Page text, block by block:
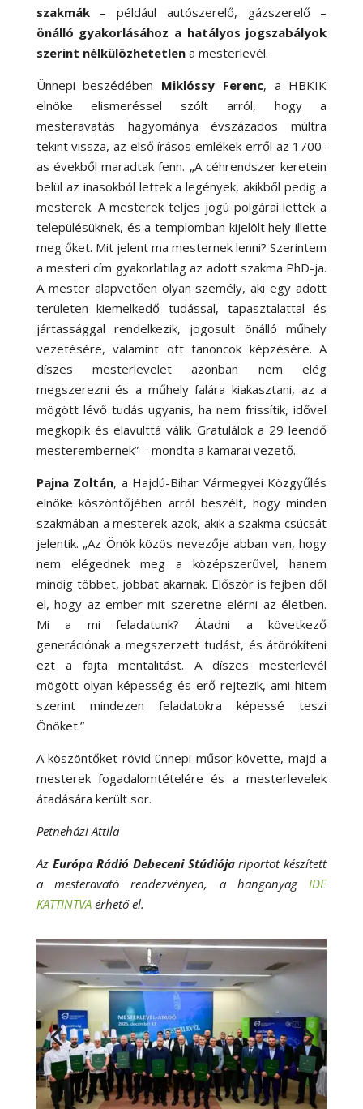
szakmák– például autószerelő, gázszerelő –
önálló gyakorlásához a hatályos jogszabályok
szerint nélkülözhetetlena mesterlevél.
Ünnepi beszédében Miklóssy Ferenc, a HBKIK
elnöke elismeréssel szólt arról, hogy a
mesteravatás hagyománya évszázados múltra
tekint vissza, az első írásos emlékek erről az 1700-
as évekből maradtak fenn. „A céhrendszer keretein
belül az inasokból lettek a legények, akikből pedig a
mesterek. A mesterek teljes jogú polgárai lettek a
településüknek, és a templomban kijelölt hely illette
meg őket. Mit jelent ma mesternek lenni? Szerintem
a mesteri cím gyakorlatilag az adott szakma PhD-ja.
A mester alapvetően olyan személy, aki egy adott
területen kiemelkedő tudással, tapasztalattal és
jártassággal rendelkezik, jogosult önálló műhely
vezetésére, valamint ott tanoncok képzésére. A
díszes mesterlevelet azonban nem elég
megszerezni és a műhely falára kiakasztani, az a
mögött lévő tudás ugyanis, ha nem frissítik, idővel
megkopik és elavulttá válik. Gratulálok a 29 leendő
mesterembernek” – mondta a kamarai vezető.
Pajna Zoltán, a Hajdú-Bihar Vármegyei Közgyűlés
elnöke köszöntőjében arról beszélt, hogy minden
szakmában a mesterek azok, akik a szakma csúcsát
jelentik. „Az Önök közös nevezője abban van, hogy
nem elégednek meg a középszerűvel, hanem
mindig többet, jobbat akarnak. Először is fejben dől
el, hogy az ember mit szeretne elérni az életben.
Mi a mi feladatunk? Átadni a következő
generációnak a megszerzett tudást, és átörökíteni
ezt a fajta mentalitást. A díszes mesterlevél
mögött olyan képesség és erő rejtezik, ami hitem
szerint mindezen feladatokra képessé teszi
Önöket.”
A köszöntőket rövid ünnepi műsor követte, majd a
mesterek fogadalomtételére és a mesterlevelek
átadására került sor.
Petneházi Attila
Az Európa Rádió Debeceni Stúdiójariportot készített
a mesteravató rendezvényen, a hanganyag
IDE
KATTINTVAérhető el.